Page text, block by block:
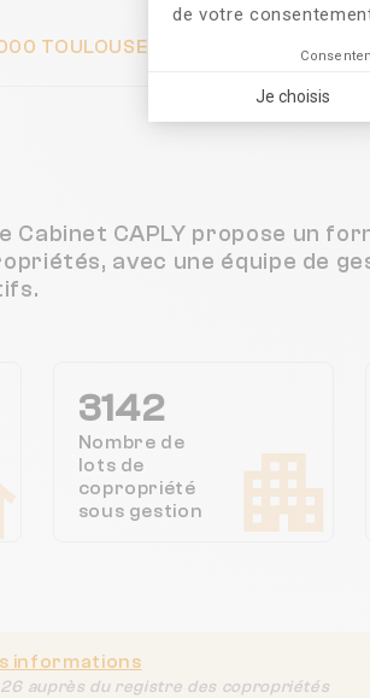
de votre
Je choisis
TOULOUSE, France
Cabinet CAPLY propose un
avec une équipe de
3142
Nombre de
lots de
copropriété
sous gestion
informations
auprès du registre des copropriétés